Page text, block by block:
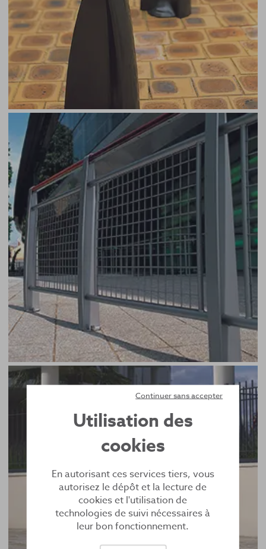
Utilisation des
cookies
En autorisant ces services tiers, vous
autorisez le dépôt et la lecture de
cookies et l'utilisation de
technologies de suivi nécessaires à
leur bon fonctionnement.
Continuer sans accepter